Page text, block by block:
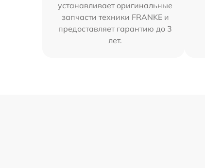
устанавливает оригинальные
запчасти техники FRANKE и
предоставляет гарантию до 3
лет.